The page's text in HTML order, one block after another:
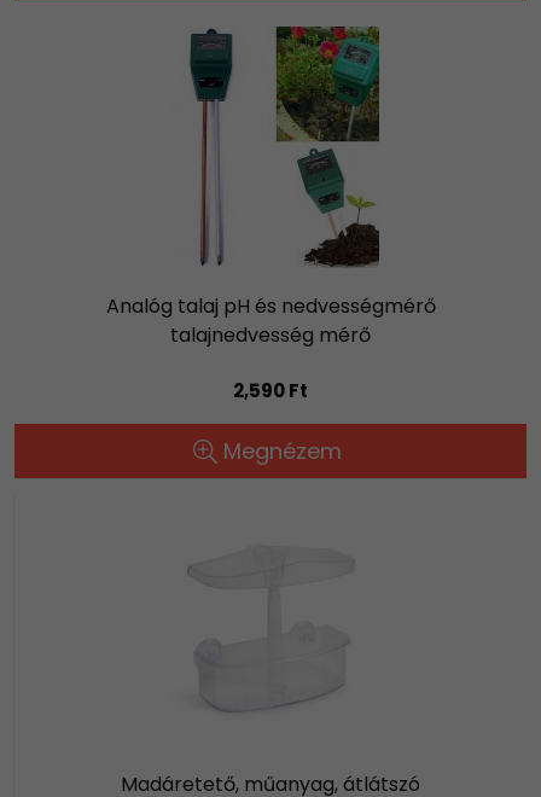
Analóg talaj pH és nedvességmérő
talajnedvesség mérő
2,590 Ft
Megnézem
Madáretető, műanyag, átlátszó